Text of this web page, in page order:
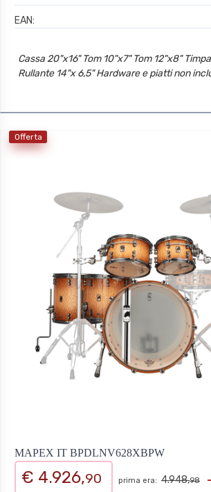
EAN:
Cassa 20"x16" Tom 10"x7" Tom 12"x8"
Rullante 14"x 6,5" Hardware e piatti non
Offerta
MAPEX IT BPDLNV628XBPW
€ 4.926,90 prima era: 4.948,98